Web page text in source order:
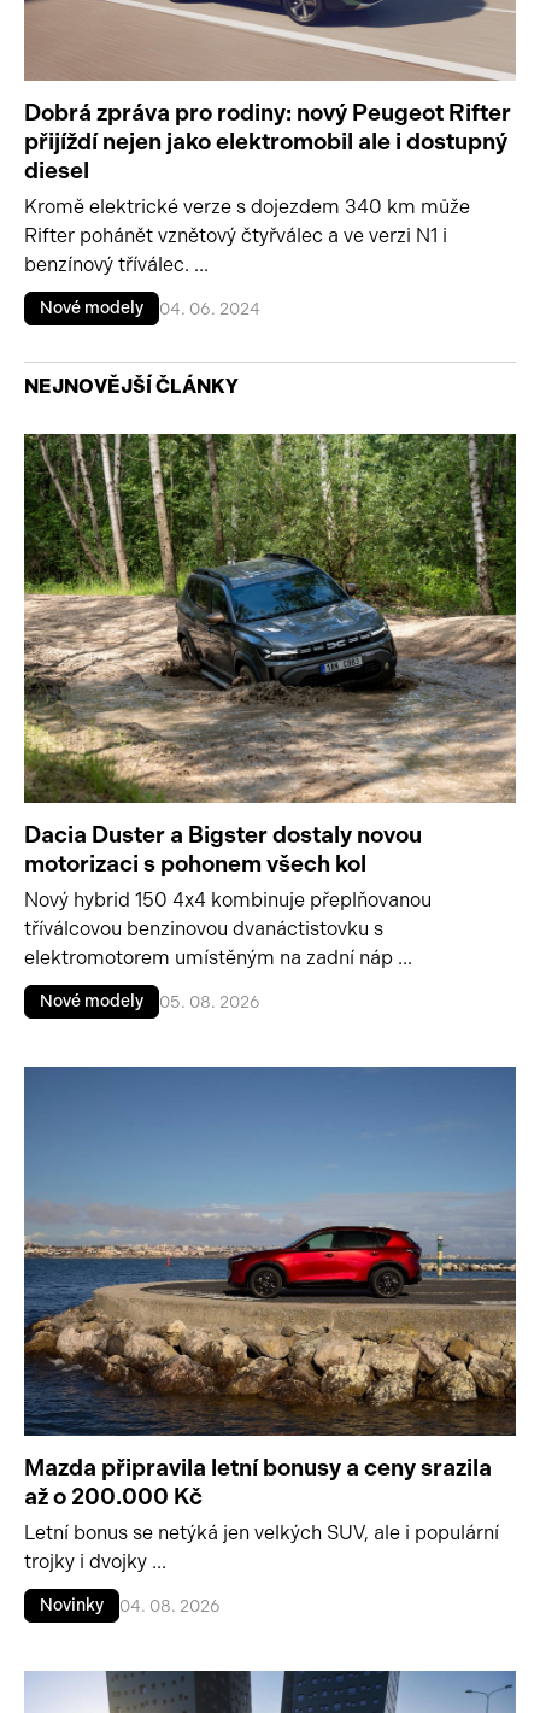
Dobrá zpráva pro rodiny: nový Peugeot Rifter
přijíždí nejen jako elektromobil ale i dostupný
diesel
Kromě elektrické verze s dojezdem 340 km může
Rifter pohánět vznětový čtyřválec a ve verzi N1 i
benzínový tříválec. ...
Nové modely 04. 06. 2024
NEJNOVĚJŠÍ ČLÁNKY
Dacia Duster a Bigster dostaly novou
motorizaci s pohonem všech kol
Nový hybrid 150 4x4 kombinuje přeplňovanou
tříválcovou benzinovou dvanáctistovku s
elektromotorem umístěným na zadní náp ...
Nové modely 05. 08. 2026
Mazda připravila letní bonusy a ceny srazila
až o 200.000 Kč
Letní bonus se netýká jen velkých SUV, ale i populární
trojky i dvojky ...
Novinky 04. 08. 2026